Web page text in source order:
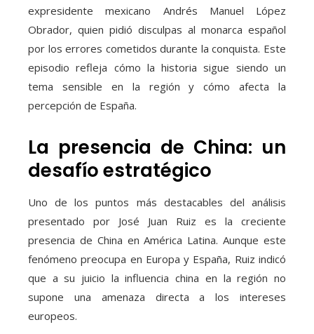
expresidente mexicano Andrés Manuel López
Obrador, quien pidió disculpas al monarca español
por los errores cometidos durante la conquista. Este
episodio refleja cómo la historia sigue siendo un
tema sensible en la región y cómo afecta la
percepción de España.
La presencia de China: un
desafío estratégico
Uno de los puntos más destacables del análisis
presentado por José Juan Ruiz es la creciente
presencia de China en América Latina. Aunque este
fenómeno preocupa en Europa y España, Ruiz indicó
que a su juicio la influencia china en la región no
supone una amenaza directa a los intereses
europeos.